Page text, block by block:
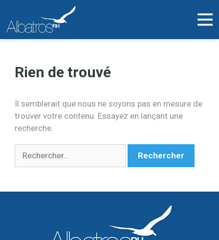
Rien de trouvé
Il semblerait que nous ne soyons pas en mesure de
trouver votre contenu. Essayez en lançant une
recherche.